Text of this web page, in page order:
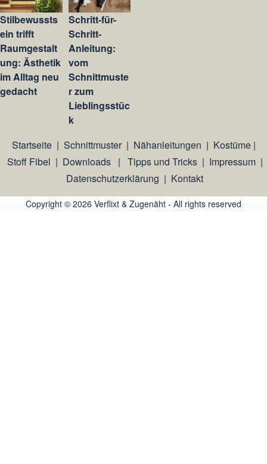
Stilbewussts
ein trifft
Raumgestalt
ung: Ästhetik
im Alltag neu
gedacht
Schritt-für-
Schritt-
Anleitung:
vom
Schnittmuste
r zum
Lieblingsstüc
k
Startseite| Schnittmuster| Nähanleitungen | Kostüme|
Stoff Fibel | Downloads | Tipps und Tricks| Impressum|
Datenschutzerklärung | Kontakt
Copyright © 2026 Verflixt & Zugenäht - All rights reserved